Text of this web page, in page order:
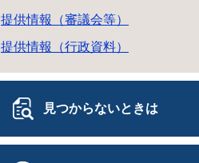
提供情報（審議会等）
提供情報（行政資料）
見つからないときは